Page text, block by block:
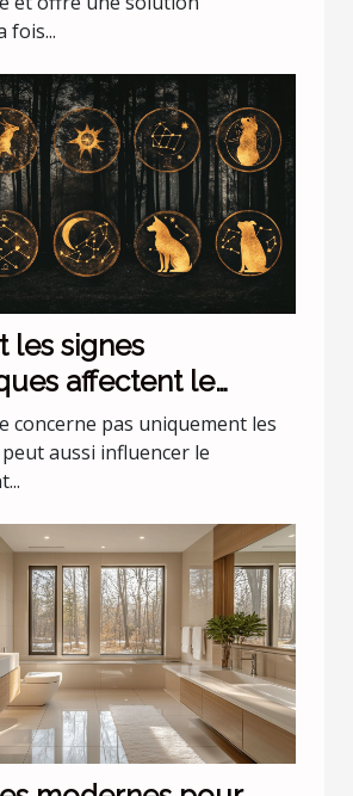
fois...
les signes
affectent le
de nos animaux
concerne pas uniquement les
aussi influencer le